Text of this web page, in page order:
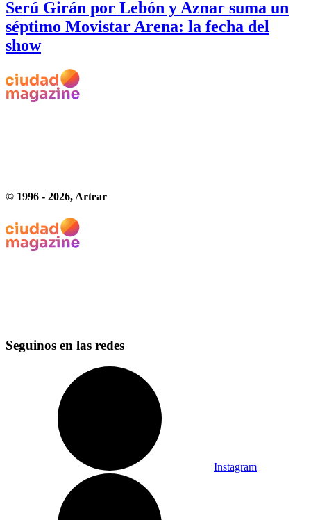
Serú Girán por Lebón y Aznar suma un
séptimo Movistar Arena: la fecha del
show
© 1996 - 2026, Artear
Seguinos en las redes
Instagram